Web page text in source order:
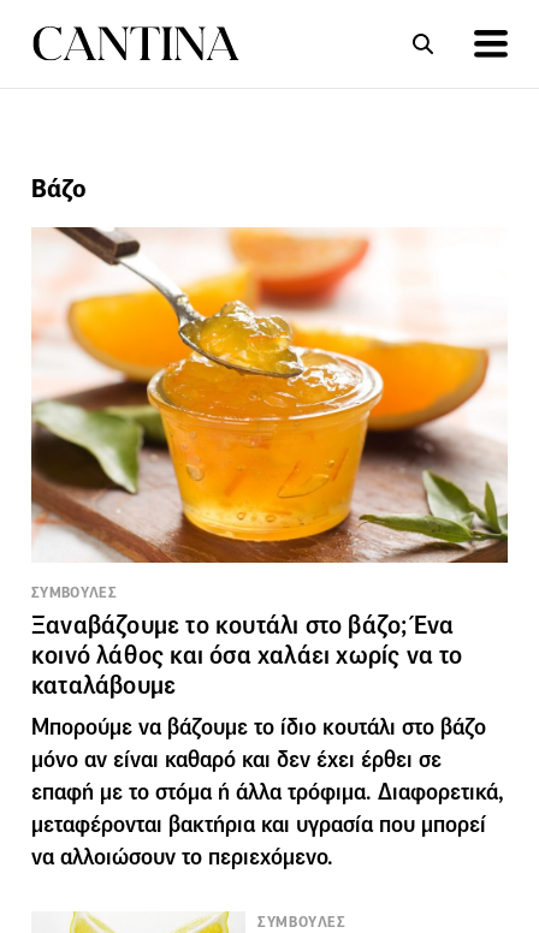
Βάζο
ΣΥΜΒΟΥΛΕΣ
Ξαναβάζουμε το κουτάλι στο βάζο; Ένα
κοινό λάθος και όσα χαλάει χωρίς να το
καταλάβουμε
Μπορούμε να βάζουμε το ίδιο κουτάλι στο βάζο
μόνο αν είναι καθαρό και δεν έχει έρθει σε
επαφή με το στόμα ή άλλα τρόφιμα. Διαφορετικά,
μεταφέρονται βακτήρια και υγρασία που μπορεί
να αλλοιώσουν το περιεχόμενο.
ΣΥΜΒΟΥΛΕΣ